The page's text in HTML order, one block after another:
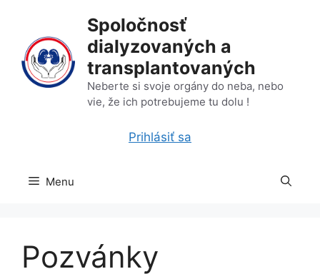
obsah
Spoločnosť
dialyzovaných a
transplantovaných
Neberte si svoje orgány do neba, nebo
vie, že ich potrebujeme tu dolu !
Prihlásiť sa
Menu
Pozvánky